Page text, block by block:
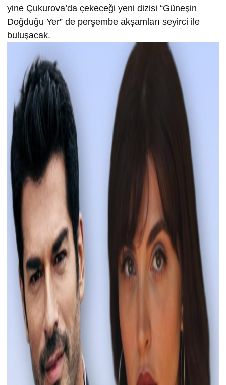
yine Çukurova’da çekeceği yeni dizisi “Güneşin
Doğduğu Yer” de perşembe akşamları seyirci ile
buluşacak.